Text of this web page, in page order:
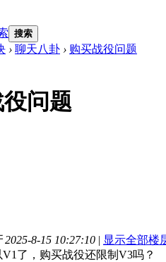
搜索
› 聊天八卦 › 购买战役问题
问题
2025-8-15 10:27:10 | 显示全部楼
了，购买战役还限制V3吗？